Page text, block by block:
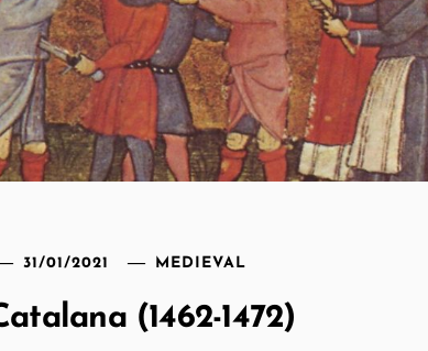
31/01/2021 MEDIEVAL
(1462-1472)